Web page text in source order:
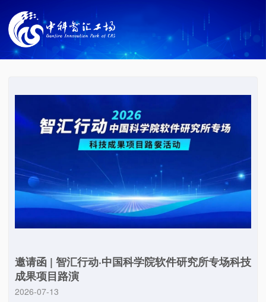
邀请函 | 智汇行动·中国科学院软件研究所专场科技
成果项目路演
2026-07-13